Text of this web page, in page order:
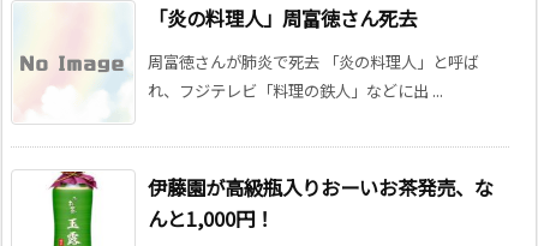
「炎の料理人」周富徳さん死去
周富徳さんが肺炎で死去 「炎の料理人」と呼ば
れ、フジテレビ「料理の鉄人」などに出 ...
伊藤園が高級瓶入りおーいお茶発売、な
んと1,000円！